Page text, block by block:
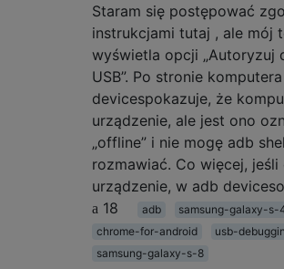
Staram się postępować
instrukcjami tutaj , ale mój
wyświetla opcji „Autoryzuj
USB”. Po stronie
devicespokazuje, że
urządzenie, ale jest ono
„offline” i nie mogę adb
rozmawiać. Co więcej, jeśli
urządzenie, w adb
18
adb
samsung-galaxy-s-
chrome-for-android
usb-
samsung-galaxy-s-8